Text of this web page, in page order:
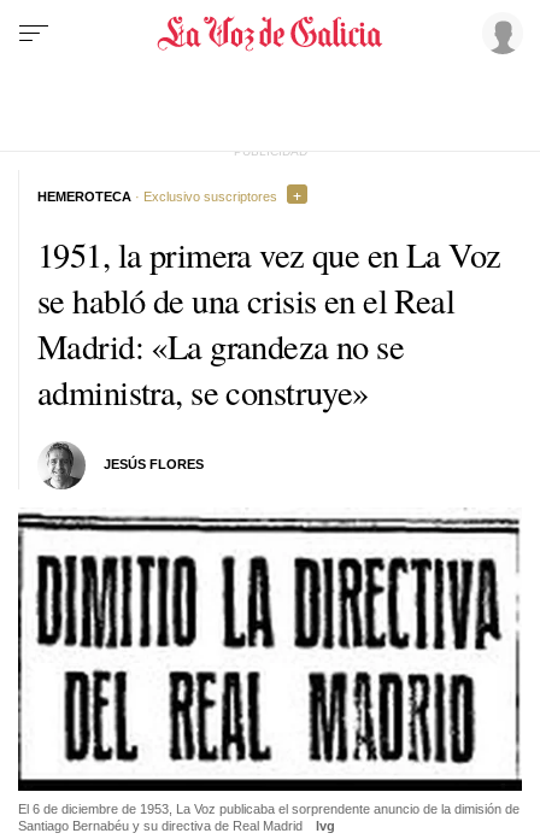
1951, la primera vez que en La Voz
se habló de una crisis en el Real
Madrid: «La grandeza no se
administra, se construye»
JESÚS FLORES
HEMEROTECA · Exclusivo suscriptores
El 6 de diciembre de 1953, La Voz publicaba el sorprendente anuncio de la dimisión de
Santiago Bernabéu y su directiva de Real Madrid
lvg